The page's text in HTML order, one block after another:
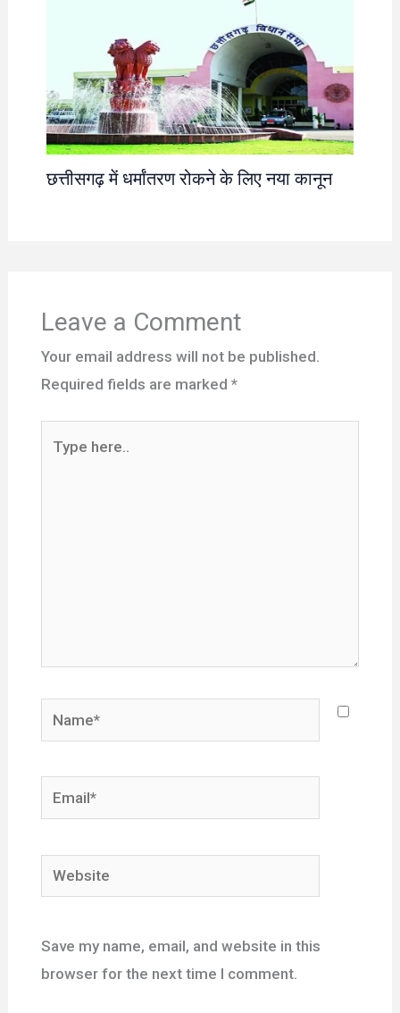
छत्तीसगढ़ में धर्मांतरण रोकने के लिए नया कानून
Leave a Comment
Your email address will not be published.
Required fields are marked *
Name*
Email*
Website
Save my name, email, and website in this
browser for the next time I comment.